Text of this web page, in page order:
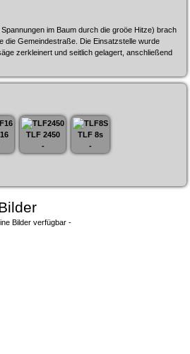
im Baum durch die groöe Hitze) brach
die Gemeindestraße. Die Einsatzstelle wurde
zerkleinert und seitlich gelagert, anschließend
TLF 2450
-
TLF 8s
-
Bilder verfügbar -